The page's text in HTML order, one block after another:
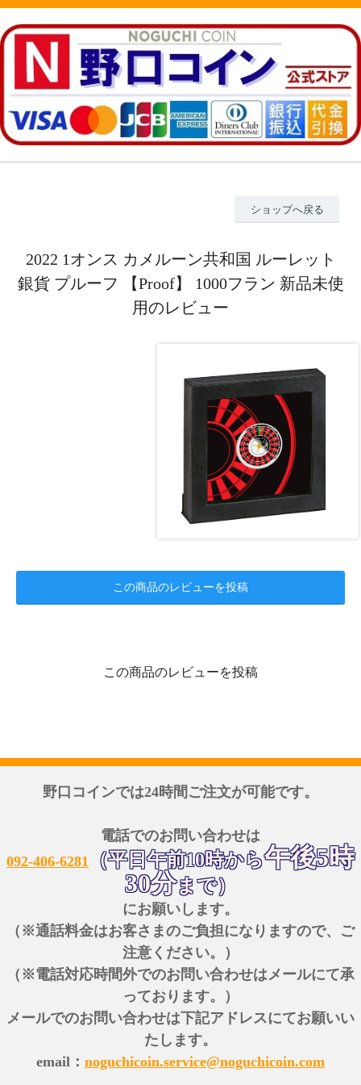
ショップへ戻る
2022 1オンス カメルーン共和国 ルーレット
銀貨 プルーフ 【Proof】 1000フラン 新品未使
用のレビュー
この商品のレビューを投稿
この商品のレビューを投稿
野口コインでは24時間ご注文が可能です。
電話でのお問い合わせは
092-406-6281
（平日午前10時から午後5時
30分まで）
にお願いします。
（※通話料金はお客さまのご負担になりますので、ご
注意ください。）
（※電話対応時間外でのお問い合わせはメールにて承
っております。）
メールでのお問い合わせは下記アドレスにてお願いい
たします。
email： noguchicoin.service@noguchicoin.com